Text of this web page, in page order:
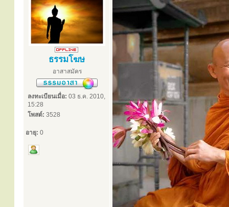
ธรรมโฆษ
อาสาสมัคร
ลงทะเบียนเมื่อ: 03 ธ.ค. 2010,
15:28
โพสต์: 3528
อายุ: 0